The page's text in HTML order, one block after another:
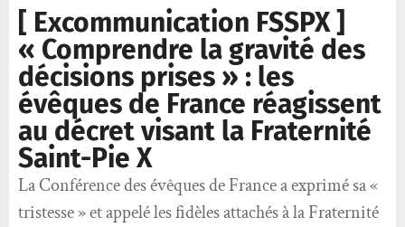
[ Excommunication FSSPX ]
« Comprendre la gravité des
décisions prises » : les
évêques de France réagissent
au décret visant la Fraternité
Saint-Pie X
La Conférence des évêques de France a exprimé sa «
tristesse » et appelé les fidèles attachés à la Fraternité